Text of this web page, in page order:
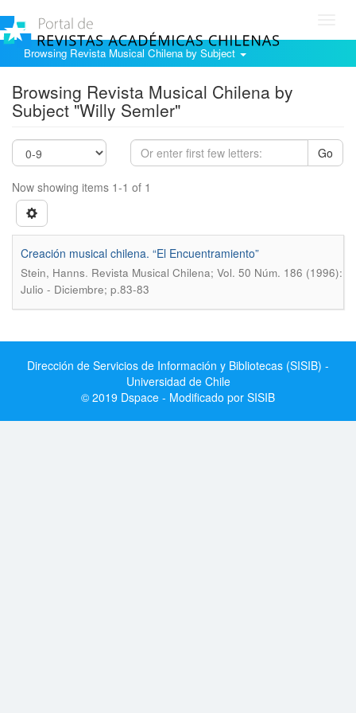
Browsing Revista Musical Chilena by Subject
Browsing Revista Musical Chilena by
Subject "Willy Semler"
Go
Now showing items 1-1 of 1
Creación musical chilena. “El Encuentramiento”
Stein, Hanns. Revista Musical Chilena; Vol. 50 Núm. 186 (1996):
Julio - Diciembre; p.83-83
Dirección de Servicios de Información y Bibliotecas (SISIB) -
Universidad de Chile
© 2019 Dspace - Modificado por SISIB